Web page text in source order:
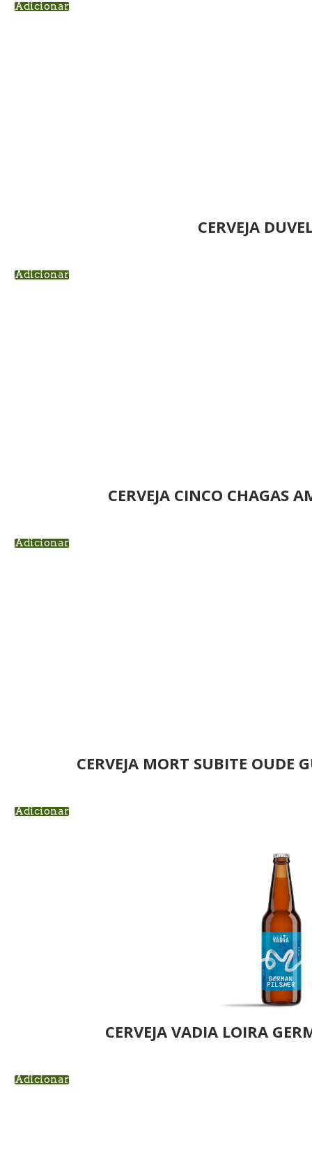
Adicionar
CERVEJA
Adicionar
CERVEJA CINCO CHAGAS
Adicionar
CERVEJA MORT SUBITE OUDE
Adicionar
CERVEJA VADIA LOIRA
Adicionar